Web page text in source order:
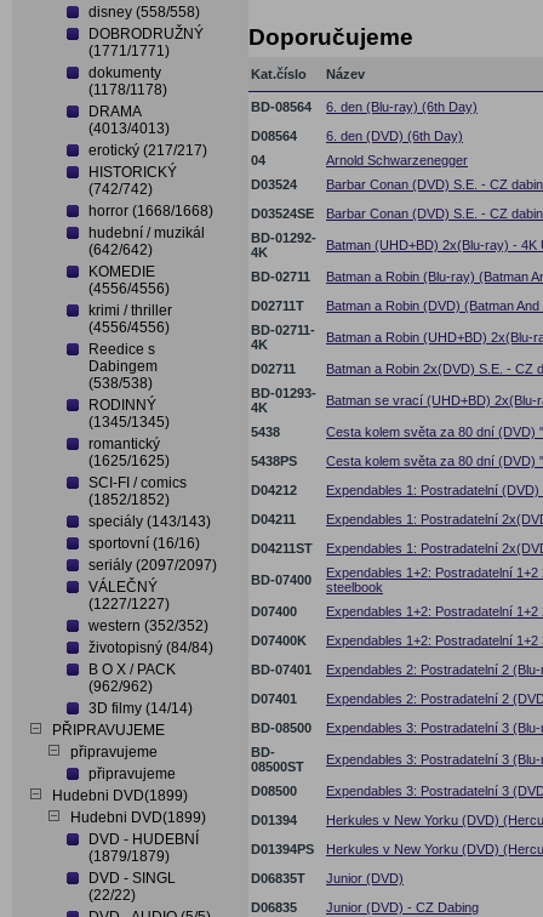
disney (558/558)
DOBRODRUŽNÝ
(1771/1771)
dokumenty
(1178/1178)
DRAMA
(4013/4013)
erotický (217/217)
HISTORICKÝ
(742/742)
horror (1668/1668)
hudební / muzikál
(642/642)
KOMEDIE
(4556/4556)
krimi / thriller
(4556/4556)
Reedice s
Dabingem
(538/538)
RODINNÝ
(1345/1345)
romantický
(1625/1625)
SCI-FI / comics
(1852/1852)
speciály (143/143)
sportovní (16/16)
seriály (2097/2097)
VÁLEČNÝ
(1227/1227)
western (352/352)
životopisný (84/84)
B O X / PACK
(962/962)
3D filmy (14/14)
PŘIPRAVUJEME
připravujeme
připravujeme
Hudebni DVD(1899)
Hudebni DVD(1899)
DVD - HUDEBNÍ
(1879/1879)
DVD - SINGL
(22/22)
Doporučujeme
Kat.číslo Název
BD-08564
6. den (Blu-ray) (6th Day)
D08564
6. den (DVD) (6th Day)
04
Arnold Schwarzenegger
D03524
Barbar Conan (DVD) S.E. - CZ
D03524SE
Barbar Conan (DVD) S.E. - CZ
BD-01292-
4K
Batman (UHD+BD) 2x(Blu-ray) -
BD-02711
Batman a Robin (Blu-ray) (Batman
D02711T
Batman a Robin (DVD) (Batman
BD-02711-
4K
Batman a Robin (UHD+BD) 2x(Blu-
D02711
Batman a Robin 2x(DVD) S.E. - CZ
BD-01293-
4K
Batman se vrací (UHD+BD)
5438
Cesta kolem světa za 80 dní (DVD)
5438PS
Cesta kolem světa za 80 dní (DVD)
D04212
Expendables 1: Postradatelní
D04211
Expendables 1: Postradatelní
D04211ST
Expendables 1: Postradatelní
BD-07400
Expendables 1+2: Postradatelní
steelbook
D07400
Expendables 1+2: Postradatelní 1+2
D07400K
Expendables 1+2: Postradatelní 1+2
BD-07401
Expendables 2: Postradatelní 2
D07401
Expendables 2: Postradatelní 2
BD-08500
Expendables 3: Postradatelní 3
BD-
08500ST
Expendables 3: Postradatelní 3
D08500
Expendables 3: Postradatelní 3
D01394
Herkules v New Yorku (DVD)
D01394PS
Herkules v New Yorku (DVD)
D06835T
Junior (DVD)
D06835
Junior (DVD) - CZ Dabing